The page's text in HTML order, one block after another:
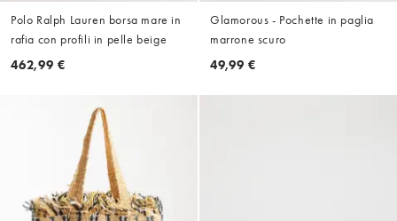
Polo Ralph Lauren borsa mare in
rafia con profili in pelle beige
462,99 €
Glamorous - Pochette in paglia
marrone scuro
49,99 €